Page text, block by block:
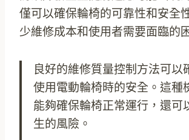
僅可以確保輪椅的可靠性和安全
少維修成本和使用者需要面臨的
良好的維修質量控制方法可以
使用電動輪椅時的安全。這種
能夠確保輪椅正常運行，還可
生的風險。